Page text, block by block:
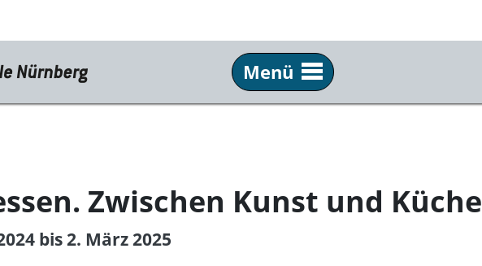
Menü
Besuch
Shop
Zwischen Kunst und Küche
bis 2. März 2025